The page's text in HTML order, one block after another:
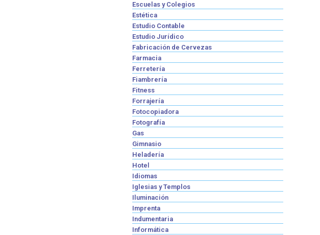
Escuelas y Colegios
Estética
Estudio Contable
Estudio Jurídico
Fabricación de Cervezas
Farmacia
Ferretería
Fiambrería
Fitness
Forrajería
Fotocopiadora
Fotografía
Gas
Gimnasio
Heladería
Hotel
Idiomas
Iglesias y Templos
Iluminación
Imprenta
Indumentaria
Informática